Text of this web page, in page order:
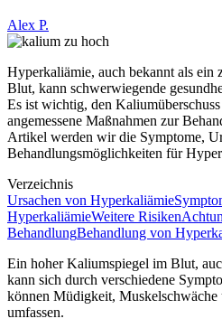
Alex P.
Hyperkaliämie, auch bekannt als ein
Blut, kann schwerwiegende
Es ist wichtig, den
angemessene Maßnahmen zur
Artikel werden wir die Symptome,
Behandlungsmöglichkeiten für
Verzeichnis
Ursachen von Hyperkaliämie
HyperkaliämieWeitere Risiken
BehandlungBehandlung von
Ein hoher Kaliumspiegel im Blut,
kann sich durch verschiedene
können Müdigkeit,
umfassen.